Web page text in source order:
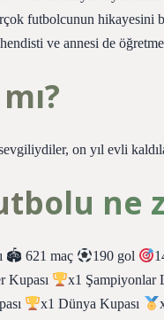
futbolcunun hikayesini
ve annesi de
on yıl evli
ne
🏟 621 maç 190 gol
Kupası x1 Şampiyonlar
x1 Dünya Kupası